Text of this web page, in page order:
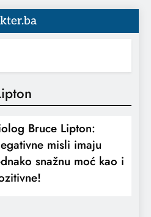
Bruce Lipton:
misli imaju
snažnu moć kao i